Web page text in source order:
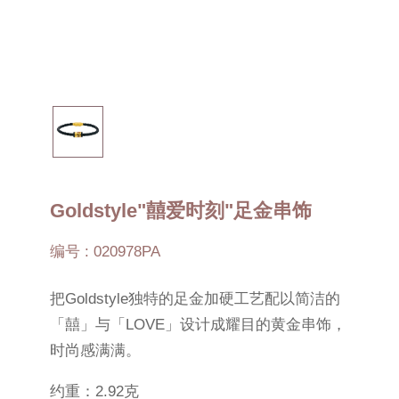
Goldstyle"囍爱时刻"足金串饰
编号 : 020978PA
把Goldstyle独特的足金加硬工艺配以简洁的
「囍」与「LOVE」设计成耀目的黄金串饰，
时尚感满满。
约重：2.92克